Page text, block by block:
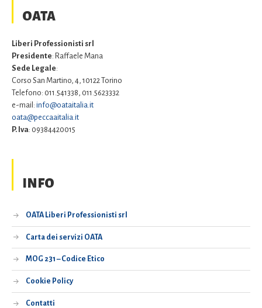
OATA
Liberi Professionisti srl
Presidente: Raffaele Mana
Sede Legale:
Corso San Martino, 4, 10122 Torino
Telefono: 011.541338, 011.5623332
e-mail: info@oataitalia.it
oata@peccaaitalia.it
P. Iva: 09384420015
INFO
OATA Liberi Professionisti srl
Carta dei servizi OATA
MOG 231 – Codice Etico
Cookie Policy
Contatti